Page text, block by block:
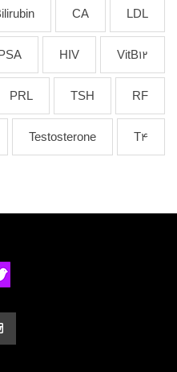
LDL
CA
VitB12
HIV
RF
TSH
PRL
T4
Testosterone